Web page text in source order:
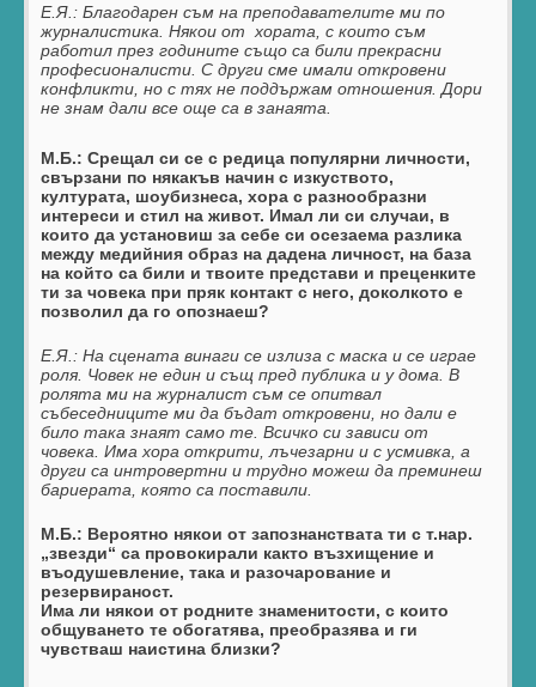
Е.Я.:Благодарен съм на преподавателите ми по
журналистика. Някои от хората, с които съм
работил през годините също са били прекрасни
професионалисти. С други сме имали откровени
конфликти, но с тях не поддържам отношения. Дори
не знам дали все още са в занаята.
М.Б.: Срещал си се с редица популярни личности,
свързани по някакъв начин с изкуството,
културата, шоубизнеса, хора с разнообразни
интереси и стил на живот. Имал ли си случаи, в
които да установиш за себе си осезаема разлика
между медийния образ на дадена личност, на база
на който са били и твоите представи и преценките
ти за човека при пряк контакт с него, доколкото е
позволил да го опознаеш?
Е.Я.:На сцената винаги се излиза с маска и се играе
роля. Човек не един и същ пред публика и у дома. В
ролята ми на журналист съм се опитвал
събеседниците ми да бъдат откровени, но дали е
било така знаят само те. Всичко си зависи от
човека. Има хора открити, лъчезарни и с усмивка, а
други са интровертни и трудно можеш да преминеш
бариерата, която са поставили.
М.Б.: Вероятно някои от запознанствата ти с т.нар.
„звезди“ са провокирали както възхищение и
въодушевление, така и разочарование и
резервираност.
Има ли някои от родните знаменитости, с които
общуването те обогатява, преобразява и ги
чувстваш наистина близки?